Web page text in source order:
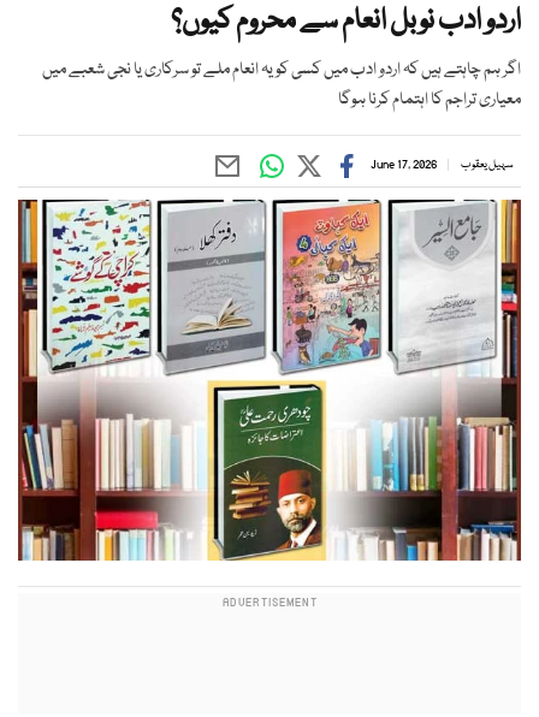
اردو ادب نوبل انعام سے محروم کیوں؟
اگر ہم چاہتے ہیں کہ اردو ادب میں کسی کو یہ انعام ملے تو سرکاری یا نجی شعبے میں
معیاری تراجم کا اہتمام کرنا ہوگا
سہیل یعقوب June 17, 2026